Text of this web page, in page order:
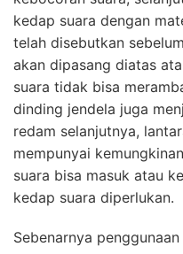
kedap suara dengan
telah disebutkan
akan dipasang diatas
suara tidak bisa
dinding jendela juga
redam selanjutnya,
mempunyai
suara bisa masuk atau
kedap suara diperlukan.
Sebenarnya